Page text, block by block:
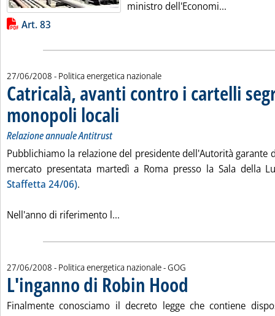
ministro dell'Economi...
Lista allegati PDF alla notizia
Art. 83
27/06/2008 - Politica energetica nazionale
Catricalà, avanti contro i cartelli
monopoli locali
Relazione annuale Antitrust
Pubblichiamo la relazione del presidente dell'Autorità garante
mercato presentata martedì a Roma presso la Sala della
Staffetta 24/06).
Nell'anno di riferimento l...
27/06/2008 - Politica energetica nazionale -di:
GOG
L'inganno di Robin Hood
Finalmente conosciamo il decreto legge che contiene